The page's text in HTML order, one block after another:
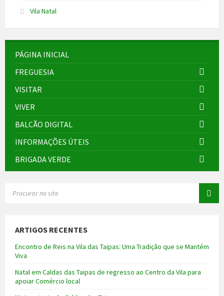
Vila Natal
PÁGINA INICIAL
FREGUESIA
VISITAR
VIVER
BALCÃO DIGITAL
INFORMAÇÕES ÚTEIS
BRIGADA VERDE
ARTIGOS RECENTES
Encontro de Reis na Vila das Taipas: Uma Tradição que se Mantém
Viva
Natal em Caldas das Taipas de regresso ao Centro da Vila para
apoiar Comércio local